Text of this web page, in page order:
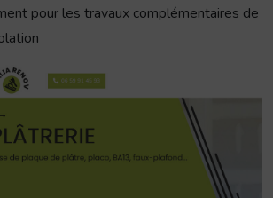
pour les travaux complémentaires de